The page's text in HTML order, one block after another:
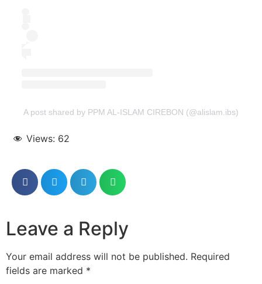
A post shared by PPM AL-ISLAM CIREBON (@alislam.ibs)
Views: 62
Leave a Reply
Your email address will not be published. Required
fields are marked *